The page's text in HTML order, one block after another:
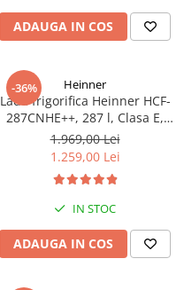
ADAUGA IN COS
-36% Heinner
Lada frigorifica Heinner HCF-
287CNHE++, 287 l, Clasa E,
Compresor inverter, Iluminare
LED, Functionalitate frigider,
Alb
1.969,00 Lei
1.259,00 Lei
IN STOC
ADAUGA IN COS